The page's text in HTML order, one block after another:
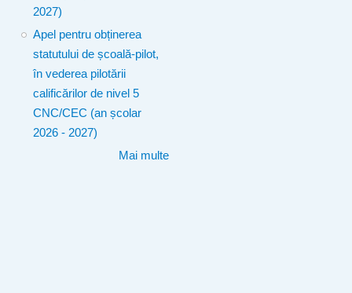
2027)
Apel pentru obținerea
statutului de școală-pilot,
în vederea pilotării
calificărilor de nivel 5
CNC/CEC (an școlar
2026 - 2027)
Mai multe